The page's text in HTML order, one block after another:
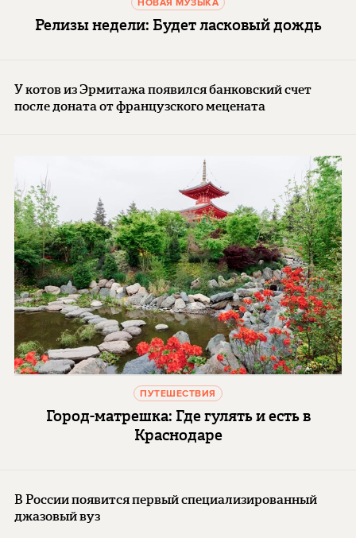
НОВАЯ МУЗЫКА
Релизы недели: Будет ласковый дождь
У котов из Эрмитажа появился банковский счет
после доната от французского мецената
ПУТЕШЕСТВИЯ
Город-матрешка: Где гулять и есть в
Краснодаре
В России появится первый специализированный
джазовый вуз